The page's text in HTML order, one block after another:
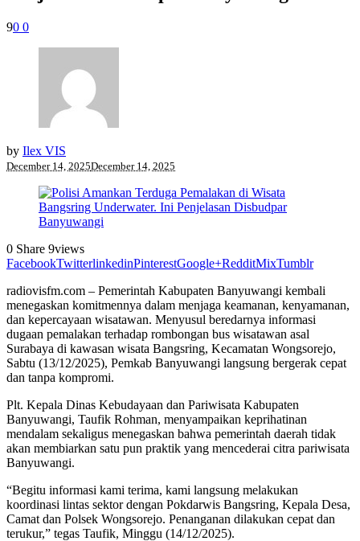
90 0
by Ilex VIS
December 14, 2025December 14, 2025
0 Share 9views
FacebookTwitterlinkedinPinterestGoogle+RedditMixTumblr
radiovisfm.com – Pemerintah Kabupaten Banyuwangi kembali
menegaskan komitmennya dalam menjaga keamanan, kenyamanan,
dan kepercayaan wisatawan. Menyusul beredarnya informasi
dugaan pemalakan terhadap rombongan bus wisatawan asal
Surabaya di kawasan wisata Bangsring, Kecamatan Wongsorejo,
Sabtu (13/12/2025), Pemkab Banyuwangi langsung bergerak cepat
dan tanpa kompromi.
Plt. Kepala Dinas Kebudayaan dan Pariwisata Kabupaten
Banyuwangi, Taufik Rohman, menyampaikan keprihatinan
mendalam sekaligus menegaskan bahwa pemerintah daerah tidak
akan membiarkan satu pun praktik yang mencederai citra pariwisata
Banyuwangi.
“Begitu informasi kami terima, kami langsung melakukan
koordinasi lintas sektor dengan Pokdarwis Bangsring, Kepala Desa,
Camat dan Polsek Wongsorejo. Penanganan dilakukan cepat dan
terukur,” tegas Taufik, Minggu (14/12/2025).